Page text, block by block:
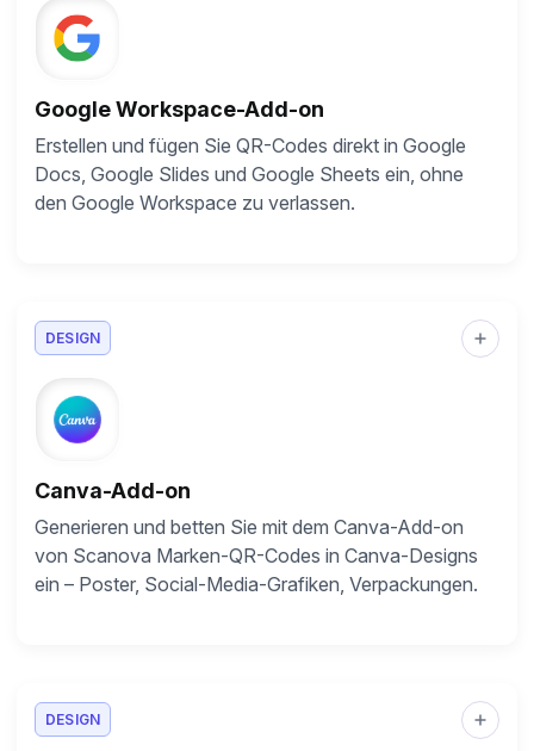
Google Workspace-Add-on
Erstellen und fügen Sie QR-Codes direkt in Google
Docs, Google Slides und Google Sheets ein, ohne
den Google Workspace zu verlassen.
DESIGN
Canva-Add-on
Generieren und betten Sie mit dem Canva-Add-on
von Scanova Marken-QR-Codes in Canva-Designs
ein – Poster, Social-Media-Grafiken, Verpackungen.
DESIGN